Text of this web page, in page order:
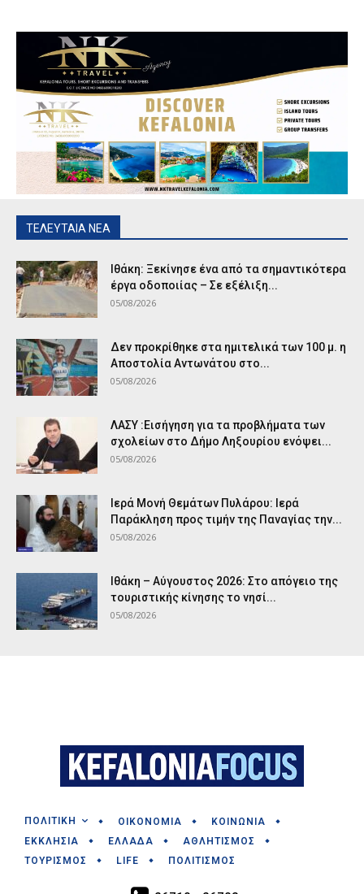
ΤΕΛΕΥΤΑΙΑ ΝΕΑ
Ιθάκη: Ξεκίνησε ένα από τα σημαντικότερα
έργα οδοποιίας – Σε εξέλιξη...
05/08/2026
Δεν προκρίθηκε στα ημιτελικά των 100 μ. η
Αποστολία Αντωνάτου στο...
05/08/2026
ΛΑΣΥ :Εισήγηση για τα προβλήματα των
σχολείων στο Δήμο Ληξουρίου ενόψει...
05/08/2026
Ιερά Μονή Θεμάτων Πυλάρου: Ιερά
Παράκληση προς τιμήν της Παναγίας την...
05/08/2026
Ιθάκη – Αύγουστος 2026: Στο απόγειο της
τουριστικής κίνησης το νησί...
05/08/2026
ΠΟΛΙΤΙΚΗ ΟΙΚΟΝΟΜΙΑ
ΚΟΙΝΩΝΙΑ
ΕΚΚΛΗΣΙΑ
ΕΛΛΑΔΑ
ΑΘΛΗΤΙΣΜΟΣ
ΤΟΥΡΙΣΜΟΣ
LIFE ΠΟΛΙΤΙΣΜΟΣ